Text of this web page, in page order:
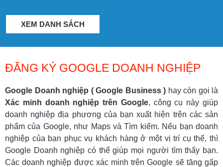
XEM DANH SÁCH
ĐĂNG KÝ GOOGLE DOANH NGHIỆP
Google Doanh nghiệp ( Google Business ) hay còn gọi là
Xác minh doanh nghiệp trên Google, công cụ này giúp
doanh nghiệp địa phương của bạn xuất hiện trên các sản
phẩm của Google, như Maps và Tìm kiếm. Nếu bạn doanh
nghiệp của bạn phục vụ khách hàng ở một vị trí cụ thể, thì
Google Doanh nghiệp có thể giúp mọi người tìm thấy bạn.
Các doanh nghiệp được xác minh trên Google sẽ tăng gấp